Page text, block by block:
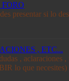
presentar si lo
, ETC...
, aclaraciones
lo que necesites)